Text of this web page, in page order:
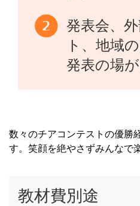
発表会、
ト、地域
発表の場
数々のチアコンテストの優勝
す。笑顔を絶やさずみんなで
教材費別途